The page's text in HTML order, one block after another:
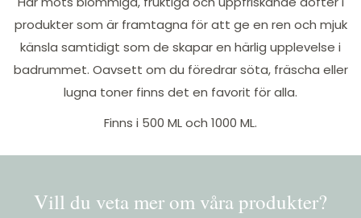
produkter som är framtagna för att ge en ren och mjuk
känsla samtidigt som de skapar en härlig upplevelse i
badrummet. Oavsett om du föredrar söta, fräscha eller
lugna toner finns det en favorit för alla.
Finns i 500 ML och 1000 ML.
Vill du veta mer om våra produkter?